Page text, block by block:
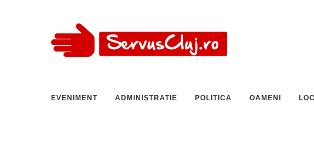
EVENIMENT ADMINISTRATIE POLITICA OAMENI